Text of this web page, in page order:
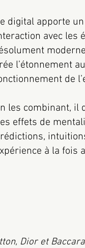
digital apporte
avec les
l’étonnement
de
les combinant, il
effets de
à la fois
Dior et